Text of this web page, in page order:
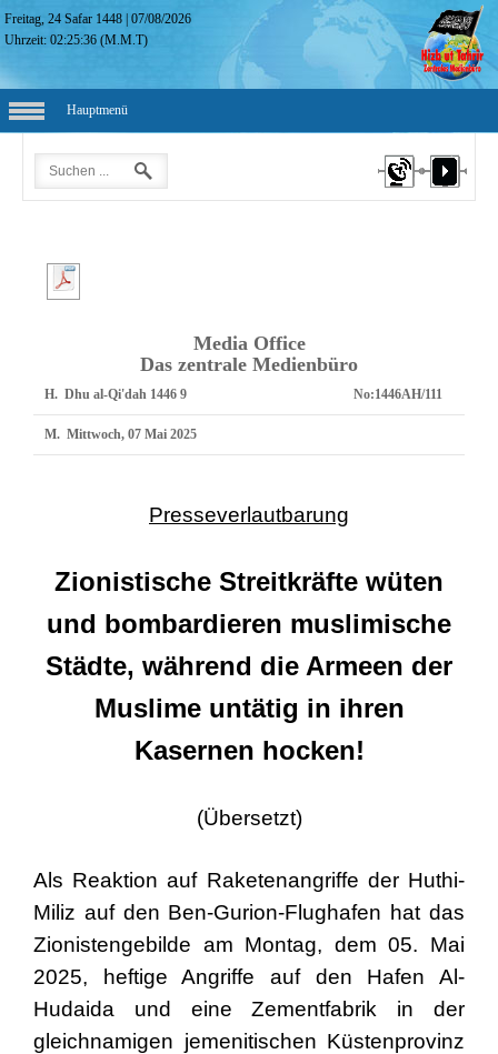
Freitag, 24 Safar 1448 |07/08/2026
Uhrzeit:02:25:37 (M.M.T)
Hauptmenü
Media Office
Das zentrale Medienbüro
H. 9 Dhu al-Qi'dah 1446 No:
M. Mittwoch, 07 Mai 2025
Presseverlautbarung
Zionistische Streitkräfte wüten
und bombardieren muslimische
Städte, während die Armeen der
Muslime untätig in ihren
Kasernen hocken!
(Übersetzt)
Als Reaktion auf Raketenangriffe der Huthi-
Miliz auf den Ben-Gurion-Flughafen hat das
Zionistengebilde am Montag, dem 05. Mai
2025, heftige Angriffe auf den Hafen Al-
Hudaida und eine Zementfabrik in der
gleichnamigen jemenitischen Küstenprovinz